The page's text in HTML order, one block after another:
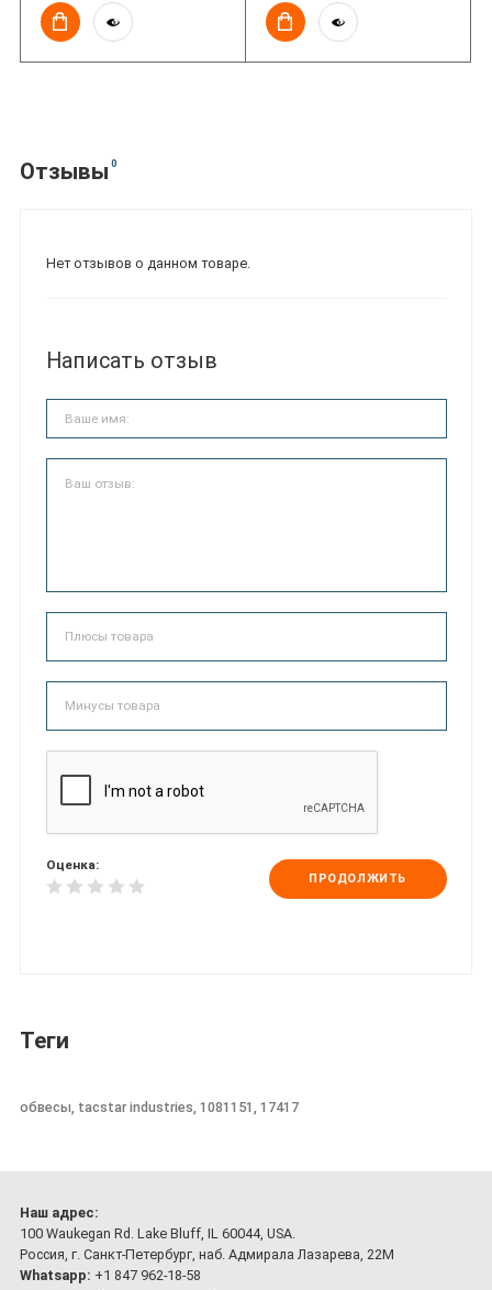
Отзывы 0
Нет отзывов о данном товаре.
Написать отзыв
Оценка:
ПРОДОЛЖИТЬ
Теги
обвесы, tacstar industries, 1081151, 17417
Наш адрес:
100 Waukegan Rd. Lake Bluff, IL 60044, USA.
Россия, г. Санкт-Петербург, наб. Адмирала Лазарева, 22М
Whatsapp: +1 847 962-18-58